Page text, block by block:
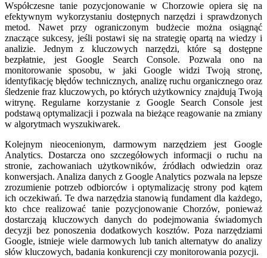
Współczesne tanie pozycjonowanie w Chorzowie opiera się na
efektywnym wykorzystaniu dostępnych narzędzi i sprawdzonych
metod. Nawet przy ograniczonym budżecie można osiągnąć
znaczące sukcesy, jeśli postawi się na strategię opartą na wiedzy i
analizie. Jednym z kluczowych narzędzi, które są dostępne
bezpłatnie, jest Google Search Console. Pozwala ono na
monitorowanie sposobu, w jaki Google widzi Twoją stronę,
identyfikację błędów technicznych, analizę ruchu organicznego oraz
śledzenie fraz kluczowych, po których użytkownicy znajdują Twoją
witrynę. Regularne korzystanie z Google Search Console jest
podstawą optymalizacji i pozwala na bieżące reagowanie na zmiany
w algorytmach wyszukiwarek.
Kolejnym nieocenionym, darmowym narzędziem jest Google
Analytics. Dostarcza ono szczegółowych informacji o ruchu na
stronie, zachowaniach użytkowników, źródłach odwiedzin oraz
konwersjach. Analiza danych z Google Analytics pozwala na lepsze
zrozumienie potrzeb odbiorców i optymalizację strony pod kątem
ich oczekiwań. Te dwa narzędzia stanowią fundament dla każdego,
kto chce realizować tanie pozycjonowanie Chorzów, ponieważ
dostarczają kluczowych danych do podejmowania świadomych
decyzji bez ponoszenia dodatkowych kosztów. Poza narzędziami
Google, istnieje wiele darmowych lub tanich alternatyw do analizy
słów kluczowych, badania konkurencji czy monitorowania pozycji.